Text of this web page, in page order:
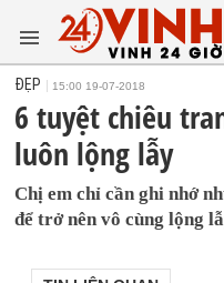
ĐẸP 15:00 19-07-2018
6 tuyệt chiêu
luôn lộng lẫy
Chị em chỉ cần ghi nhớ
để trở nên vô cùng lộng